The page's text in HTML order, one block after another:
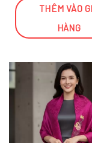
THÊM VÀO
HÀNG